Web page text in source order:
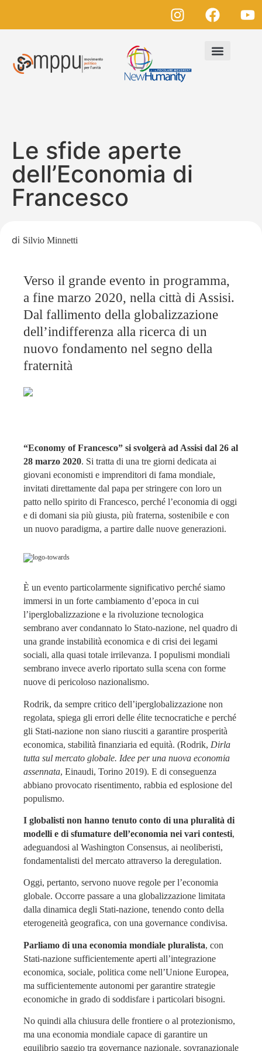
Le sfide aperte
dell’Economia di
Francesco
di Silvio Minnetti
Verso il grande evento in programma,
a fine marzo 2020, nella città di Assisi.
Dal fallimento della globalizzazione
dell’indifferenza alla ricerca di un
nuovo fondamento nel segno della
fraternità
“Economy of Francesco” si svolgerà ad Assisi dal 26 al
28 marzo 2020. Si tratta di una tre giorni dedicata ai
giovani economisti e imprenditori di fama mondiale,
invitati direttamente dal papa per stringere con loro un
patto nello spirito di Francesco, perché l’economia di oggi
e di domani sia più giusta, più fraterna, sostenibile e con
un nuovo paradigma, a partire dalle nuove generazioni.
È un evento particolarmente significativo perché siamo
immersi in un forte cambiamento d’epoca in cui
l’iperglobalizzazione e la rivoluzione tecnologica
sembrano aver condannato lo Stato-nazione, nel quadro di
una grande instabilità economica e di crisi dei legami
sociali, alla quasi totale irrilevanza. I populismi mondiali
sembrano invece averlo riportato sulla scena con forme
nuove di pericoloso nazionalismo.
Rodrik, da sempre critico dell’iperglobalizzazione non
regolata, spiega gli errori delle élite tecnocratiche e perché
gli Stati-nazione non siano riusciti a garantire prosperità
economica, stabilità finanziaria ed equità. (Rodrik, Dirla
tutta sul mercato globale. Idee per una nuova economia
assennata, Einaudi, Torino 2019). E di conseguenza
abbiano provocato risentimento, rabbia ed esplosione del
populismo.
I globalisti non hanno tenuto conto di una pluralità di
modelli e di sfumature dell’economia nei vari contesti,
adeguandosi al Washington Consensus, ai neoliberisti,
fondamentalisti del mercato attraverso la deregulation.
Oggi, pertanto, servono nuove regole per l’economia
globale. Occorre passare a una globalizzazione limitata
dalla dinamica degli Stati-nazione, tenendo conto della
eterogeneità geografica, con una governance condivisa.
Parliamo di una economia mondiale pluralista, con
Stati-nazione sufficientemente aperti all’integrazione
economica, sociale, politica come nell’Unione Europea,
ma sufficientemente autonomi per garantire strategie
economiche in grado di soddisfare i particolari bisogni.
No quindi alla chiusura delle frontiere o al protezionismo,
ma una economia mondiale capace di garantire un
equilibrio saggio tra governance nazionale, sovranazionale